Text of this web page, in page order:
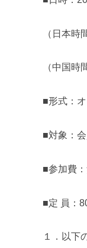
（日本時
（中国時
■形式：
■対象：
■参加費
■定 員：
１．以下